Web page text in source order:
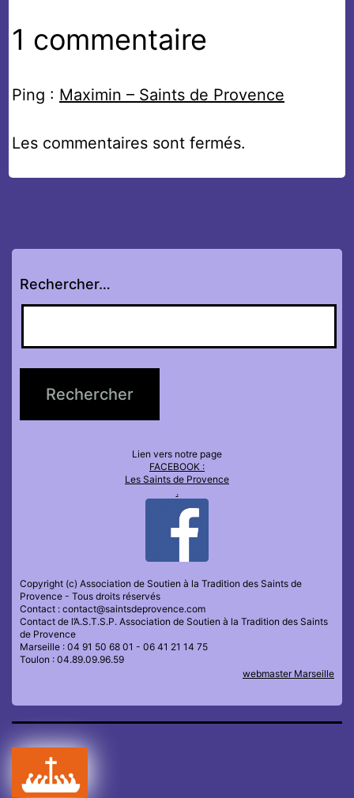
1 commentaire
Ping : Maximin – Saints de Provence
Les commentaires sont fermés.
Rechercher…
Lien vers notre page
FACEBOOK :
Les Saints de Provence
.
Copyright (c) Association de Soutien à la Tradition des Saints de
Provence - Tous droits réservés
Contact : contact@saintsdeprovence.com
Contact de l’A.S.T.S.P. Association de Soutien à la Tradition des Saints
de Provence
Marseille : 04 91 50 68 01 - 06 41 21 14 75
Toulon : 04.89.09.96.59
webmaster Marseille